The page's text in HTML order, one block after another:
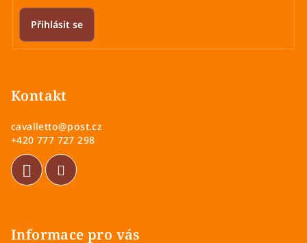
Přihlásit se
Kontakt
cavalletto@post.cz
+420 777 727 298
Informace pro vás